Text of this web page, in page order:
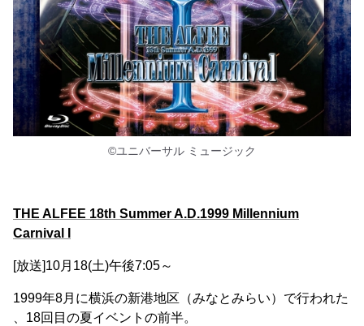
©ユニバーサル ミュージック
THE ALFEE 18th Summer A.D.1999 Millennium
Carnival I
[放送]10月18(土)午後7:05～
1999年8月に横浜の新港地区（みなとみらい）で行われた
、18回目の夏イベントの前半。